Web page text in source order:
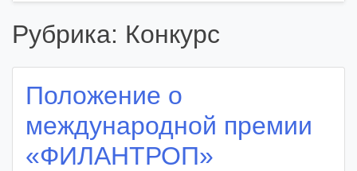
Рубрика: Конкурс
Положение о
международной премии
«ФИЛАНТРОП»